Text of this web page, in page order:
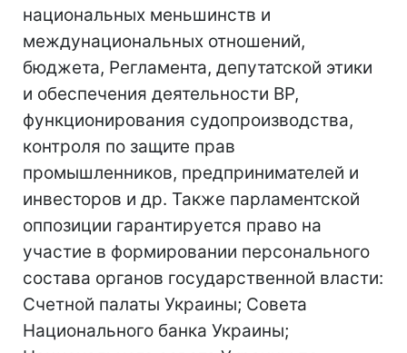
национальных меньшинств и
междунациональных отношений,
бюджета, Регламента, депутатской этики
и обеспечения деятельности ВР,
функционирования судопроизводства,
контроля по защите прав
промышленников, предпринимателей и
инвесторов и др. Также парламентской
оппозиции гарантируется право на
участие в формировании персонального
состава органов государственной власти:
Счетной палаты Украины; Совета
Национального банка Украины;